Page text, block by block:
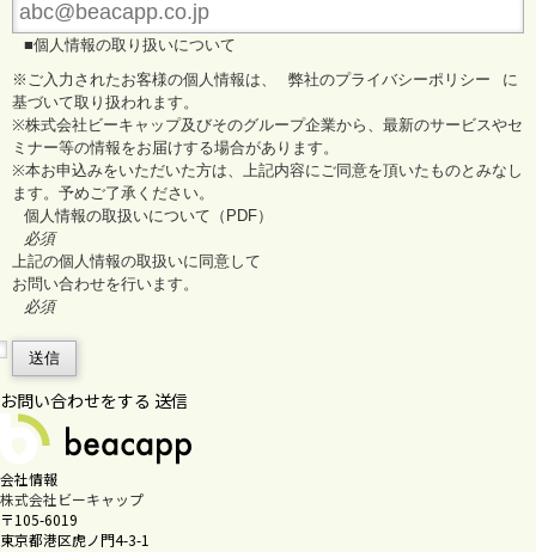
■個人情報の取り扱いについて
※ご入力されたお客様の個人情報は、
弊社のプライバシーポリシー
に
基づいて取り扱われます。
※株式会社ビーキャップ及びそのグループ企業から、最新のサービスやセ
ミナー等の情報をお届けする場合があります。
※本お申込みをいただいた方は、上記内容にご同意を頂いたものとみなし
ます。予めご了承ください。
個人情報の取扱いについて（PDF）
必須
上記の個人情報の取扱いに同意して
お問い合わせを行います。
必須
送信
お問い合わせをする 送信
会社情報
株式会社ビーキャップ
〒105-6019
東京都港区虎ノ門4-3-1